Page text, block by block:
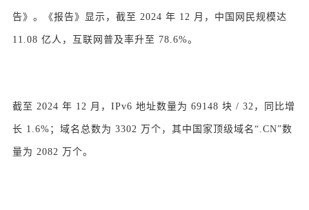
告》。《报告》显示，截至 2024 年 12 月，中国网民规模达
11.08 亿人，互联网普及率升至 78.6%。
截至 2024 年 12 月，IPv6 地址数量为 69148 块 / 32，同比增
长 1.6%；域名总数为 3302 万个，其中国家顶级域名“.CN”数
量为 2082 万个。